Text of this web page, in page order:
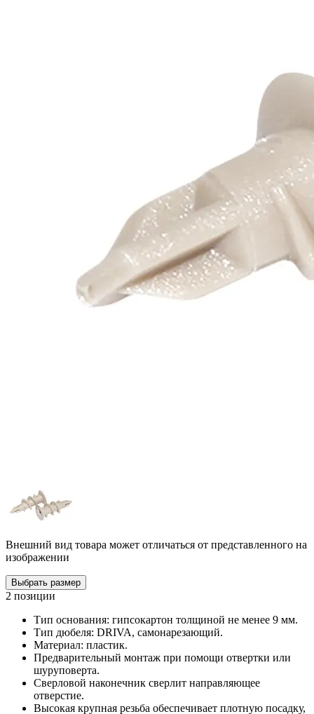
Внешний вид товара может отличаться от представленного на
изображении
Выбрать размер
2 позиции
Тип основания: гипсокартон толщиной не менее 9 мм.
Тип дюбеля: DRIVA, самонарезающий.
Материал: пластик.
Предварительный монтаж при помощи отвертки или
шуруповерта.
Сверловой наконечник сверлит направляющее
отверстие.
Высокая крупная резьба обеспечивает плотную посадку,